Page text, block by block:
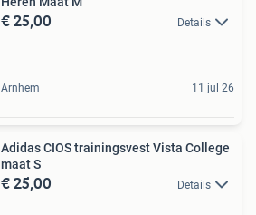
€ 25,00 Details
Arnhem 11 jul 26
Adidas CIOS trainingsvest Vista College
maat S
€ 25,00 Details